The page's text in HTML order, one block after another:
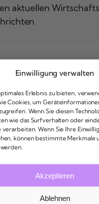
Einwilligung verwalten
Erlebnis zu bieten,
Cookies, um
Wenn Sie diesen
wie das Surfverhalten oder
verarbeiten. Wenn Sie Ihre
können bestimmte Merkmale
Akzeptieren
Ablehnen
aktuellen